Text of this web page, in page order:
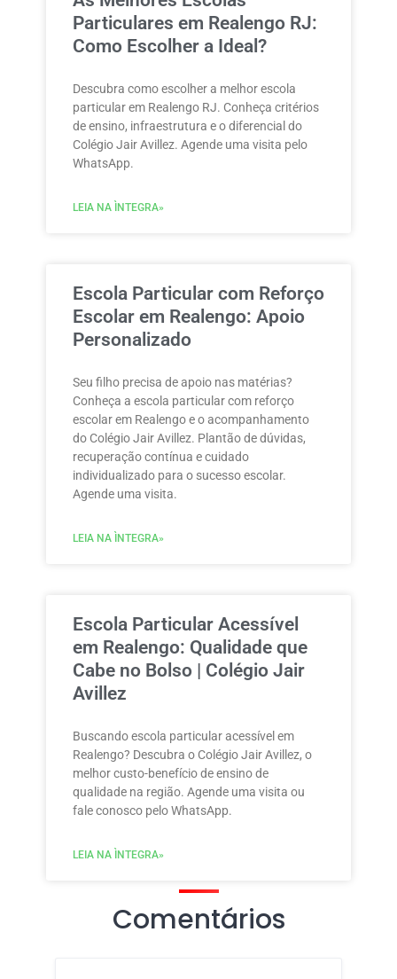
Particulares em Realengo RJ:
Como Escolher a Ideal?
Descubra como escolher a melhor escola
particular em Realengo RJ. Conheça critérios
de ensino, infraestrutura e o diferencial do
Colégio Jair Avillez. Agende uma visita pelo
WhatsApp.
LEIA NA ÌNTEGRA»
Escola Particular com Reforço
Escolar em Realengo: Apoio
Personalizado
Seu filho precisa de apoio nas matérias?
Conheça a escola particular com reforço
escolar em Realengo e o acompanhamento
do Colégio Jair Avillez. Plantão de dúvidas,
recuperação contínua e cuidado
individualizado para o sucesso escolar.
Agende uma visita.
LEIA NA ÌNTEGRA»
Escola Particular Acessível
em Realengo: Qualidade que
Cabe no Bolso | Colégio Jair
Avillez
Buscando escola particular acessível em
Realengo? Descubra o Colégio Jair Avillez, o
melhor custo-benefício de ensino de
qualidade na região. Agende uma visita ou
fale conosco pelo WhatsApp.
LEIA NA ÌNTEGRA»
Comentários